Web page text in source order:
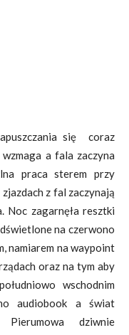
się coraz
a fala zaczyna
praca sterem przy
z fal zaczynają
Noc zagarnęła resztki
na czerwono
namiarem na waypoint
oraz na tym aby
wschodnim
audiobook a świat
Pierumowa dziwnie